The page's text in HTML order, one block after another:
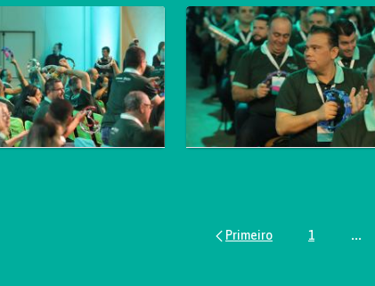
Página
1 ...